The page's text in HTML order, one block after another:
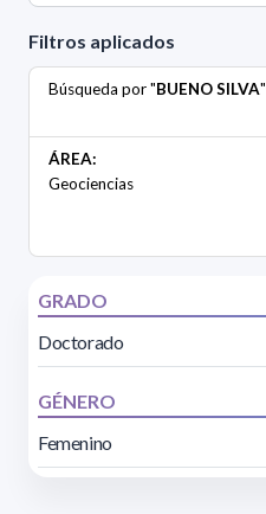
Filtros aplicados
Búsqueda por "BUENO SILVA"
ÁREA:
Geociencias
GRADO
Doctorado
GÉNERO
Femenino